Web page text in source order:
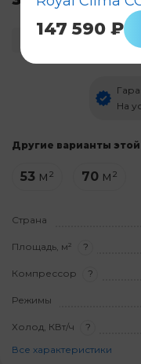
Нет в
На
Другие варианты
53 м² 70 м²
Страна
Площадь, м² ?
Компрессор ?
Режимы
Холод, КВт/ч ?
Все характеристики
147 590 ₽